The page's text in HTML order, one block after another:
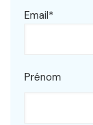
Email*
Prénom